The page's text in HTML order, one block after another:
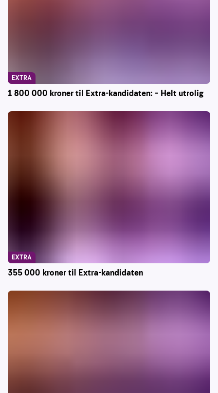
1 800 000 kroner til Extra-kandidaten: – Helt utrolig
EXTRA
355 000 kroner til Extra-kandidaten
EXTRA